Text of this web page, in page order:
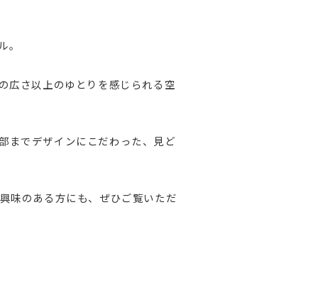
広さ以上のゆとりを感じられる空
までデザインにこだわった、見ど
味のある方にも、ぜひご覧いただ